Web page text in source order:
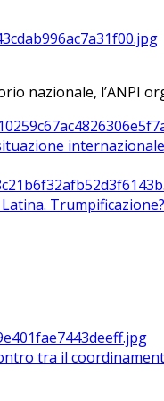
nazionale, l’ANPI
Trumpificazione?
tra il